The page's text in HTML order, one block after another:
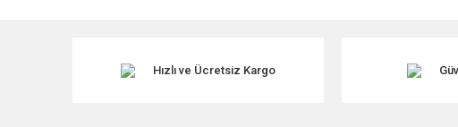
Ürün açıklamasında eksik bilgiler bulunuyor.
Hızlı ve Ücretsiz Kargo